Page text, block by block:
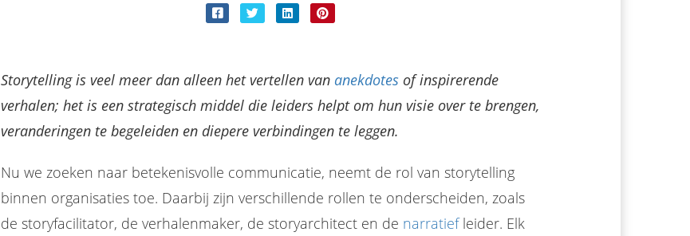
Storytelling is veel meer dan alleen het vertellen van anekdotesof inspirerende
verhalen; het is een strategisch middel die leiders helpt om hun visie over te brengen,
veranderingen te begeleiden en diepere verbindingen te leggen.
Nu we zoeken naar betekenisvolle communicatie, neemt de rol van storytelling
binnen organisaties toe. Daarbij zijn verschillende rollen te onderscheiden, zoals
de storyfacilitator, de verhalenmaker, de storyarchitect en de narratiefleider. Elk